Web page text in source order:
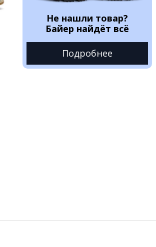
Не нашли товар?
Байер найдёт всё
Подробнее